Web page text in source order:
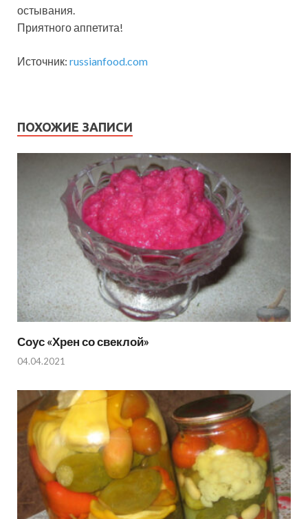
остывания.
Приятного аппетита!
Источник: russianfood.com
ПОХОЖИЕ ЗАПИСИ
Соус «Хрен со свеклой»
04.04.2021